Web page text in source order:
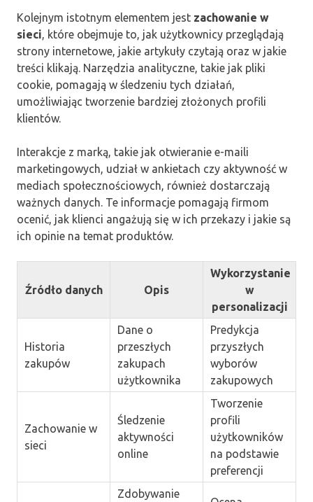
Kolejnym istotnym elementem jest zachowanie w
sieci , które obejmuje to, jak użytkownicy przeglądają
strony internetowe, jakie artykuły czytają oraz w jakie
treści klikają. Narzędzia analityczne, takie jak pliki
cookie, pomagają w śledzeniu tych działań,
umożliwiając tworzenie bardziej złożonych profili
klientów.
Interakcje z marką, takie jak otwieranie e-maili
marketingowych, udział w ankietach czy aktywność w
mediach społecznościowych, również dostarczają
ważnych danych. Te informacje pomagają firmom
ocenić, jak klienci angażują się w ich przekazy i jakie są
ich opinie na temat produktów.
Źródło danych Opis
Wykorzystanie
w
personalizacji
Historia
zakupów
Dane o
przeszłych
zakupach
użytkownika
Predykcja
przyszłych
wyborów
zakupowych
Zachowanie w
sieci
Śledzenie
aktywności
online
Tworzenie
profili
użytkowników
na podstawie
preferencji
Zdobywanie